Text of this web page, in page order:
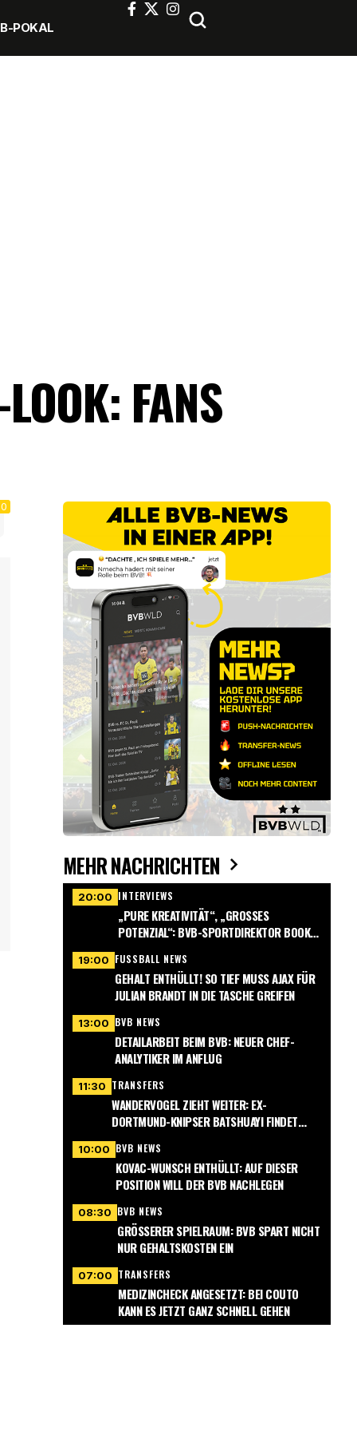
POKAL
FANS
0
MEHR NACHRICHTEN
20:00 INTERVIEWS
„PURE KREATIVITÄT“, „GROSSES P
OTENZIAL“: BVB-SPORTDIREKTOR BOOK G
19:00 FUSSBALL NEWS
GEHALT ENTHÜLLT! SO TIEF MUSS AJAX FÜR
JULIAN BRANDT IN DIE TASCHE GREIFEN
13:00 BVB NEWS
DETAILARBEIT BEIM BVB: NEUER CHEF-
ANALYTIKER IM ANFLUG
11:30 TRANSFERS
WANDERVOGEL ZIEHT WEITER: EX-
DORTMUND-KNIPSER BATSHUAYI FINDET
NEUEN VEREIN
10:00 BVB NEWS
KOVAC-WUNSCH ENTHÜLLT: AUF DIESER
POSITION WILL DER BVB NACHLEGEN
08:30 BVB NEWS
GRÖSSERER SPIELRAUM: BVB SPART NICHT N
UR GEHALTSKOSTEN EIN
07:00 TRANSFERS
MEDIZINCHECK ANGESETZT: BEI COUTO
KANN ES JETZT GANZ SCHNELL GEHEN